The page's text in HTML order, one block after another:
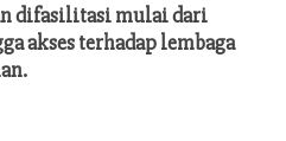
difasilitasi mulai dari
akses terhadap lembaga